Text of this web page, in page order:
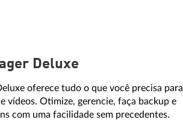
Deluxe
oferece tudo o que você precisa para
vídeos. Otimize, gerencie, faça backup e
com uma facilidade sem precedentes.